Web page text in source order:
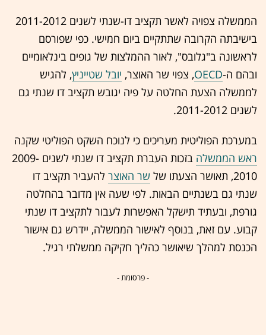
הממשלה צפויה לאשר תקציב דו-שנתי לשנים 2011-2012
בישיבתה הקרובה שתתקיים ביום חמישי. כפי שפורסם
לראשונה ב"גלובס", לאור ההמלצות של גופים בינלאומיים
ובהם ה-OECD, צפוי שר האוצר, יובל שטייניץ, להגיש
לממשלה הצעת החלטה על פיה יגובש תקציב דו שנתי גם
לשנים 2011-2012.
במערכת הפוליטית מעריכים כי לנוכח השקט הפוליטי שקנה
ראש הממשלה
בזכות העברת תקציב דו שנתי לשנים 2009-
2010, תאושר הצעתו של
שר האוצר להעביר תקציב דו
שנתי גם בשנתיים הבאות. לפי שעה אין מדובר בהחלטה
גורפת, ובעתיד תישקל האפשרות לעבור לתקציב דו שנתי
קבוע. עם זאת, בנוסף לאישור הממשלה, יידרש גם אישור
הכנסת למהלך שיאושר כהליך חקיקה ממשלתי רגיל.
- פרסומת -